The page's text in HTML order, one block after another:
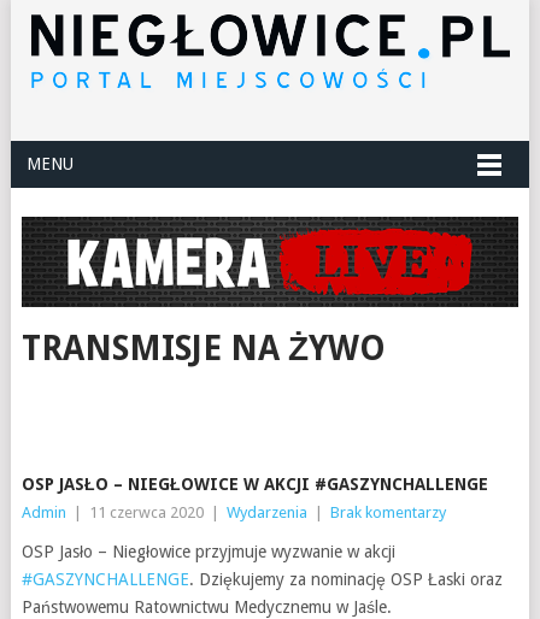
MENU
TRANSMISJE NA ŻYWO
OSP JASŁO – NIEGŁOWICE W AKCJI #GASZYNCHALLENGE
Admin 11 czerwca 2020 Wydarzenia Brak komentarzy
OSP Jasło – Niegłowice przyjmuje wyzwanie w akcji
#GASZYNCHALLENGE. Dziękujemy za nominację OSP Łaski oraz
Państwowemu Ratownictwu Medycznemu w Jaśle.